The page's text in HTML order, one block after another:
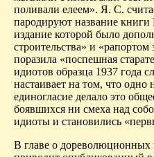
поливали елеем». Я. С.
пародируют название
издание которой было
строительства» и
поразила «поспешная
идиотов образца 1937 года
настаивает на том, что
единогласие делало это
боявшихся ни смеха над
идиоты и становились
В главе о